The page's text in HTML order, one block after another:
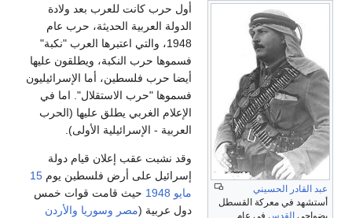
الحسيني
معركة القسطل
أول حرب كانت للعرب بعد ولادة
الدولة العربية الحديثة، حرب عام
1948، والتي اعتبرها العرب "نكبة"
فسموها حرب النكبة، ويطلقون عليها
أيضا حرب فلسطين، أما الإسرائيليون
فسموها "حرب الاستقلال". اما في
الإعلام الغربي يطلق عليها (الحرب
العربية - الإسرائيلية الأولى).
وقد نشبت عقب إعلان قيام دولة
إسرائيل على أرض فلسطين يوم15
1948
حيث قامت قوات خمس
دول عربية (
مصر وسوريا والأردن